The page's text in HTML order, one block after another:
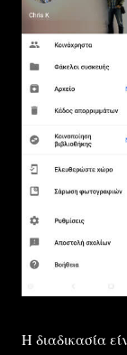
Η διαδικασία